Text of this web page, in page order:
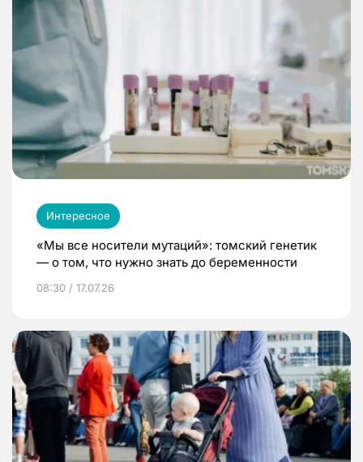
Интересное
«Мы все носители мутаций»: томский генетик
— о том, что нужно знать до беременности
08:30 / 17.07.26